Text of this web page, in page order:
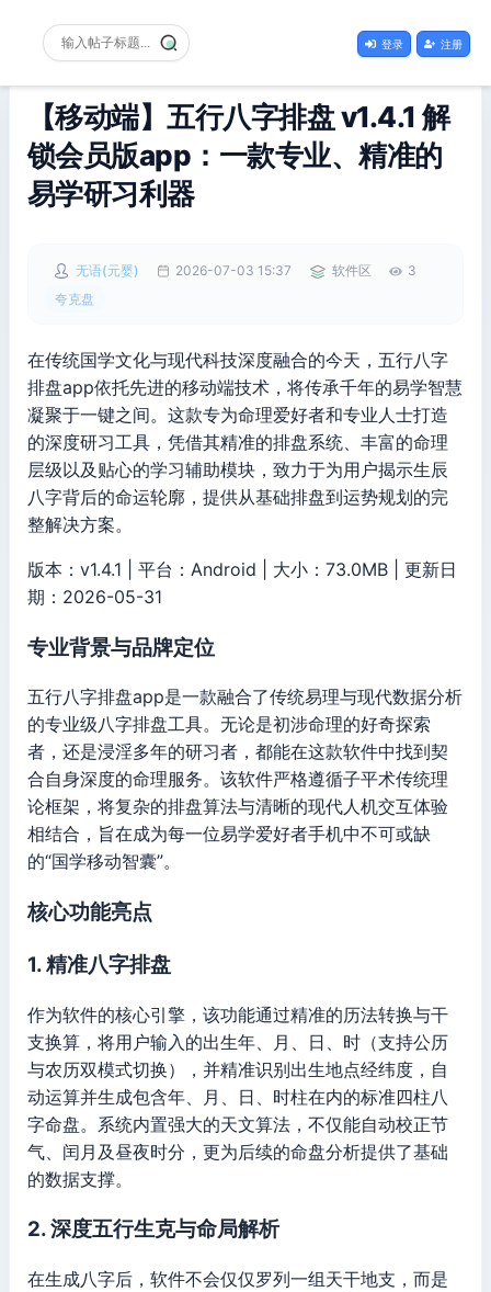
登录 注册
【移动端】五行八字排盘 v1.4.1 解
锁会员版app：一款专业、精准的
易学研习利器
无语(元婴) 2026-07-03 15:37 软件区
3
夸克盘
在传统国学文化与现代科技深度融合的今天，五行八字
排盘app依托先进的移动端技术，将传承千年的易学智慧
凝聚于一键之间。这款专为命理爱好者和专业人士打造
的深度研习工具，凭借其精准的排盘系统、丰富的命理
层级以及贴心的学习辅助模块，致力于为用户揭示生辰
八字背后的命运轮廓，提供从基础排盘到运势规划的完
整解决方案。
版本：v1.4.1 | 平台：Android | 大小：73.0MB | 更新日
期：2026-05-31
专业背景与品牌定位
五行八字排盘app是一款融合了传统易理与现代数据分析
的专业级八字排盘工具。无论是初涉命理的好奇探索
者，还是浸淫多年的研习者，都能在这款软件中找到契
合自身深度的命理服务。该软件严格遵循子平术传统理
论框架，将复杂的排盘算法与清晰的现代人机交互体验
相结合，旨在成为每一位易学爱好者手机中不可或缺
的“国学移动智囊”。
核心功能亮点
1. 精准八字排盘
作为软件的核心引擎，该功能通过精准的历法转换与干
支换算，将用户输入的出生年、月、日、时（支持公历
与农历双模式切换），并精准识别出生地点经纬度，自
动运算并生成包含年、月、日、时柱在内的标准四柱八
字命盘。系统内置强大的天文算法，不仅能自动校正节
气、闰月及昼夜时分，更为后续的命盘分析提供了基础
的数据支撑。
2. 深度五行生克与命局解析
在生成八字后，软件不会仅仅罗列一组天干地支，而是